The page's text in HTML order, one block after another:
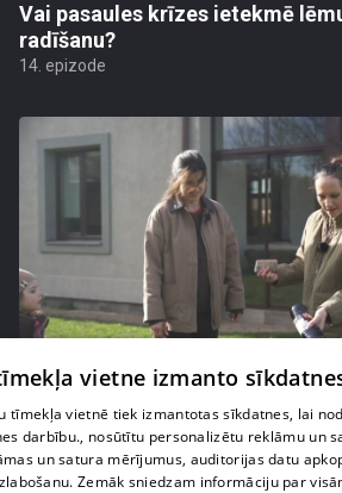
Vai pasaules krīzes ietekmē
radīšanu?
14. epizode
pirms 3 mēnešiem
Grila sezonā lieliski iespējams
uztura principus
13. epizode
vietne izmanto
tīmekļa vietnē tiek izmantotas sīkdatnes, lai
darbību., nosūtītu personalizētu reklāmu un
un satura mērījumus, auditorijas datu
Zemāk sniedzam informāciju par